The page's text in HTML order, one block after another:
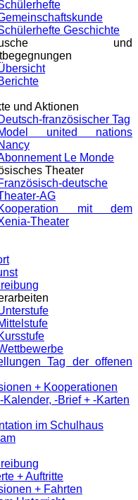
Geschichte
und
und Aktionen
französischer Tag
united nations
Le Monde
Theater
deutsche
AG
mit dem
Theater
Tag der offenen
+ Kooperationen
Kalender, -Brief + -Karten
im Schulhaus
+ Auftritte
+ Fahrten